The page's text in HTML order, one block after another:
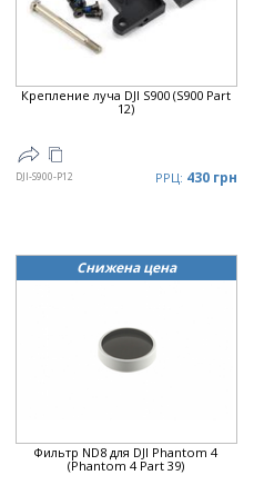
Крепление луча DJI S900 (S900 Part
12)
DJI-S900-P12 РРЦ: 430 грн
Снижена цена
Фильтр ND8 для DJI Phantom 4
(Phantom 4 Part 39)